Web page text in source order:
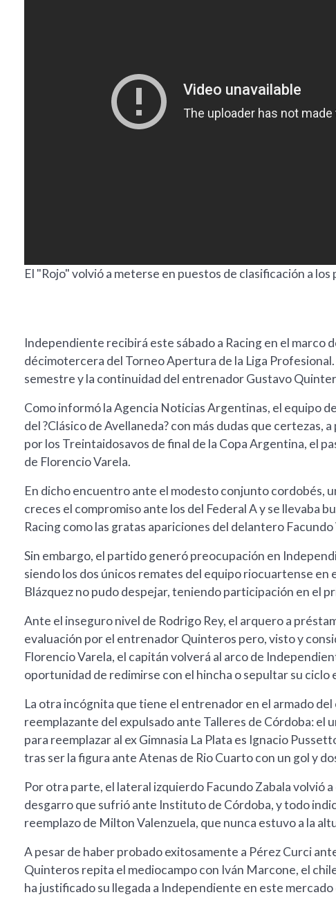
El "Rojo" volvió a meterse en puestos de clasificación a los
Independiente recibirá este sábado a Racing en el marco
décimotercera del Torneo Apertura de la Liga
semestre y la continuidad del entrenador Gustavo
Como informó la Agencia Noticias Argentinas, el equipo
del ?Clásico de Avellaneda? con más dudas que
por los Treintaidosavos de final de la Copa Argentina, el
de Florencio Varela.
En dicho encuentro ante el modesto conjunto cordobés,
creces el compromiso ante los del Federal A y se llevaba
Racing como las gratas apariciones del delantero
Sin embargo, el partido generó preocupación en
siendo los dos únicos remates del equipo riocuartense
Blázquez no pudo despejar, teniendo participación en el
Ante el inseguro nivel de Rodrigo Rey, el arquero a
evaluación por el entrenador Quinteros pero, visto y
Florencio Varela, el capitán volverá al arco de
oportunidad de redimirse con el hincha o sepultar su ciclo
La otra incógnita que tiene el entrenador en el armado
reemplazante del expulsado ante Talleres de Córdoba: el
para reemplazar al ex Gimnasia La Plata es Ignacio
tras ser la figura ante Atenas de Rio Cuarto con un gol y
Por otra parte, el lateral izquierdo Facundo Zabala volvió
desgarro que sufrió ante Instituto de Córdoba, y todo
reemplazo de Milton Valenzuela, que nunca estuvo a la
A pesar de haber probado exitosamente a Pérez Curci
Quinteros repita el mediocampo con Iván Marcone, el
ha justificado su llegada a Independiente en este mercado